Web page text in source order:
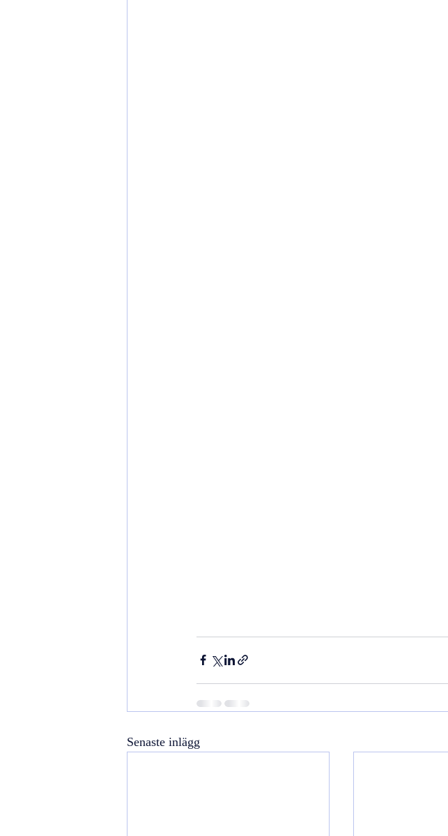
Senaste inlägg